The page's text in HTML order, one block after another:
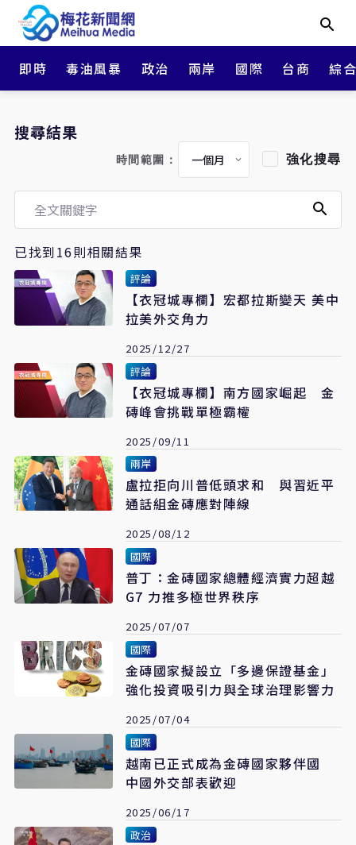
即時 毒油風暴 政治 兩岸 國際 台商 綜
搜尋結果
時間範圍： 強化搜尋
已找到16則相關結果
評論
【衣冠城專欄】宏都拉斯變天 美中
拉美外交角力
2025/12/27
評論
【衣冠城專欄】南方國家崛起 金
磚峰會挑戰單極霸權
2025/09/11
兩岸
盧拉拒向川普低頭求和 與習近平
通話組金磚應對陣線
2025/08/12
國際
普丁：金磚國家總體經濟實力超越
G7 力推多極世界秩序
2025/07/07
國際
金磚國家擬設立「多邊保證基金」
強化投資吸引力與全球治理影響力
2025/07/04
國際
越南已正式成為金磚國家夥伴國
中國外交部表歡迎
2025/06/17
政治